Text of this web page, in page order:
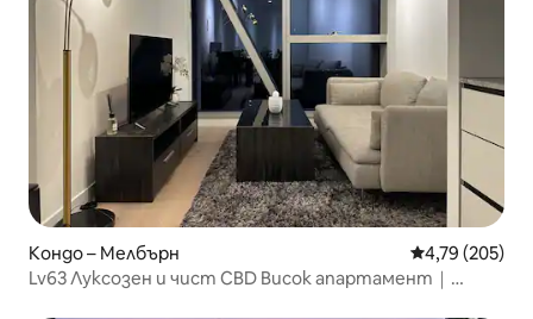
Кондо – Мелбърн Средна
4,79 (205)
Lv63 Луксозен и чист CBD Висок апартамент｜